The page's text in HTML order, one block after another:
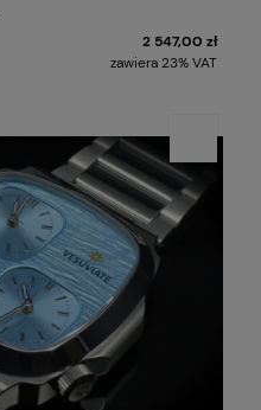
2 547,00 zł
zawiera 23% VAT